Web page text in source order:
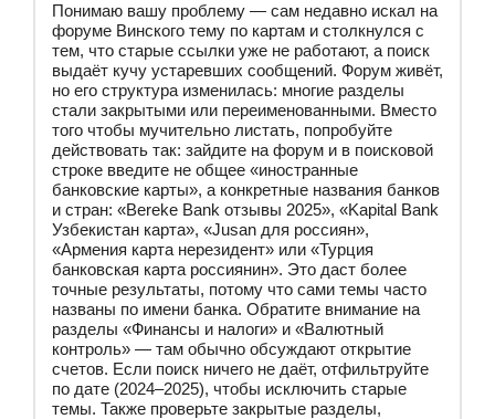
Понимаю вашу проблему — сам недавно искал на
форуме Винского тему по картам и столкнулся с
тем, что старые ссылки уже не работают, а поиск
выдаёт кучу устаревших сообщений. Форум живёт,
но его структура изменилась: многие разделы
стали закрытыми или переименованными. Вместо
того чтобы мучительно листать, попробуйте
действовать так: зайдите на форум и в поисковой
строке введите не общее «иностранные
банковские карты», а конкретные названия банков
и стран: «Bereke Bank отзывы 2025», «Kapital Bank
Узбекистан карта», «Jusan для россиян»,
«Армения карта нерезидент» или «Турция
банковская карта россиянин». Это даст более
точные результаты, потому что сами темы часто
названы по имени банка. Обратите внимание на
разделы «Финансы и налоги» и «Валютный
контроль» — там обычно обсуждают открытие
счетов. Если поиск ничего не даёт, отфильтруйте
по дате (2024–2025), чтобы исключить старые
темы. Также проверьте закрытые разделы,